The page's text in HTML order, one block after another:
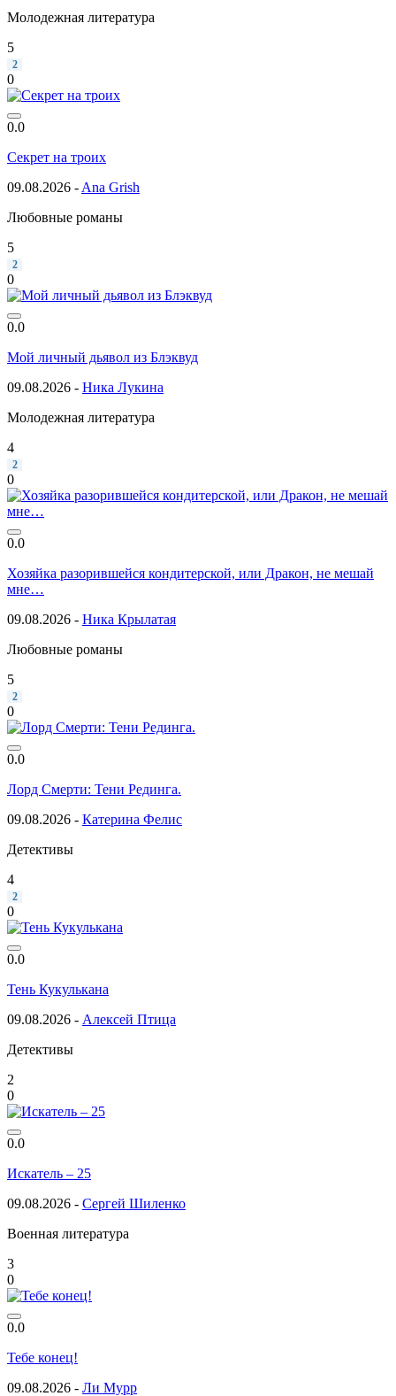
Молодежная литература
5
2
0
0.0
Секрет на троих
09.08.2026 - Ana Grish
Любовные романы
5
2
0
0.0
Мой личный дьявол из Блэквуд
09.08.2026 - Ника Лукина
Молодежная литература
4
2
0
0.0
Хозяйка разорившейся кондитерской, или Дракон, не мешай
мне…
09.08.2026 - Ника Крылатая
Любовные романы
5
2
0
0.0
Лорд Смерти: Тени Рединга.
09.08.2026 - Катерина Фелис
Детективы
4
2
0
0.0
Тень Кукулькана
09.08.2026 - Алексей Птица
Детективы
2
0
0.0
Искатель – 25
09.08.2026 - Сергей Шиленко
Военная литература
3
0
0.0
Тебе конец!
09.08.2026 - Ли Мурр